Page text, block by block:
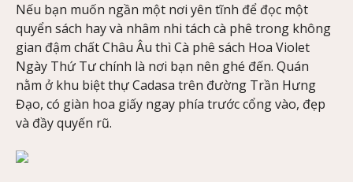
Nếu bạn muốn ngần một nơi yên tĩnh để đọc một
quyển sách hay và nhâm nhi tách cà phê trong không
gian đậm chất Châu Âu thì Cà phê sách Hoa Violet
Ngày Thứ Tư chính là nơi bạn nên ghé đến. Quán
nằm ở khu biệt thự Cadasa trên đường Trần Hưng
Đạo, có giàn hoa giấy ngay phía trước cổng vào, đẹp
và đầy quyến rũ.